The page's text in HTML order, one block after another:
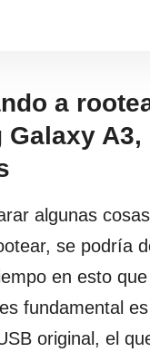
a
Galaxy A3,
algunas
se podría
en esto que
fundamental
original, el